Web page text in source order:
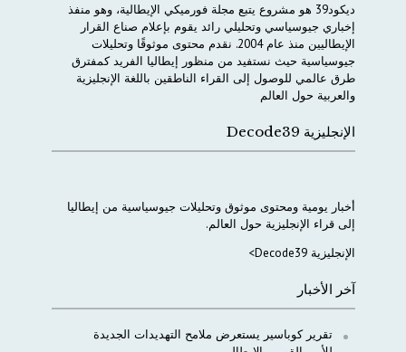
ديكود39 هو مشروع يتبع مجلة فورميكي الإيطالية، وهو منفذ
إخباري جيوسياسي وتحليلي رائد يقوم بإعلام صناع القرار
الإيطاليين منذ عام 2004. نقدم محتوى موثوقًا وتحليلات
جيوسياسية حيث نستفيد من منظور إيطاليا الفريد كمفترق
طرق عالمي للوصول إلى القراء الناطقين باللغة الإنجليزية
والعربية حول العالم
الإنجليزية Decode39
أخبار يومية ومحتوى موثوق وتحليلات جيوسياسية من إيطاليا
إلى قراء الإنجليزية حول العالم.
الإنجليزية Decode39>
آخر الأخبار
تقرير كوباسير يستعرض ملامح التهديدات الجديدة